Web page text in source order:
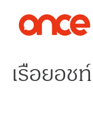
เรือยอชท์